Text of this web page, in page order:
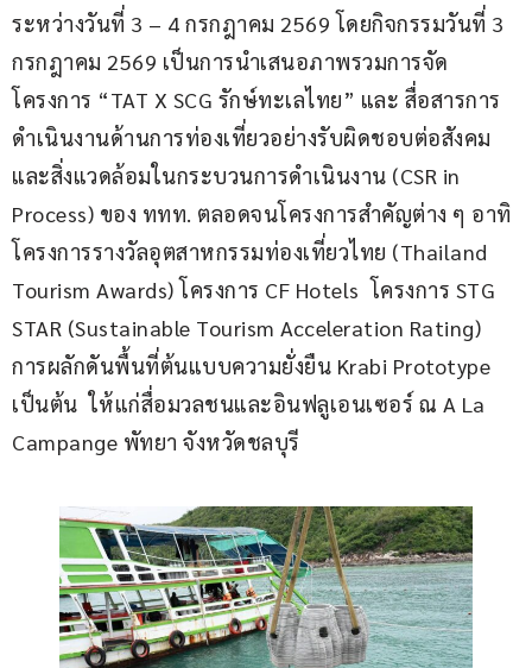
ระหว่างวันที่ 3 – 4 กรกฎาคม 2569 โดยกิจกรรมวันที่ 3
กรกฎาคม 2569 เป็นการนำเสนอภาพรวมการจัด
โครงการ “TAT X SCG รักษ์ทะเลไทย” และ สื่อสารการ
ดำเนินงานด้านการท่องเที่ยวอย่างรับผิดชอบต่อสังคม
และสิ่งแวดล้อมในกระบวนการดำเนินงาน (CSR in
Process) ของ ททท. ตลอดจนโครงการสำคัญต่าง ๆ อาทิ
โครงการรางวัลอุตสาหกรรมท่องเที่ยวไทย (Thailand
Tourism Awards) โครงการ CF Hotels  โครงการ STG
STAR (Sustainable Tourism Acceleration Rating)
การผลักดันพื้นที่ต้นแบบความยั่งยืน Krabi Prototype
เป็นต้น  ให้แก่สื่อมวลชนและอินฟลูเอนเซอร์ ณ A La
Campange พัทยา จังหวัดชลบุรี